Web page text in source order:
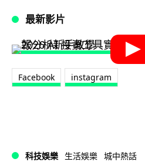
最新影片
Facebook instagram
科技娛樂 生活娛樂 城中熱話